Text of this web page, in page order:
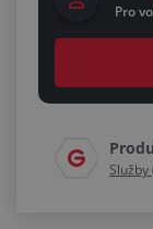
Pro
Služby